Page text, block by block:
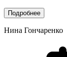
Подробнее
Нина Гончаренко